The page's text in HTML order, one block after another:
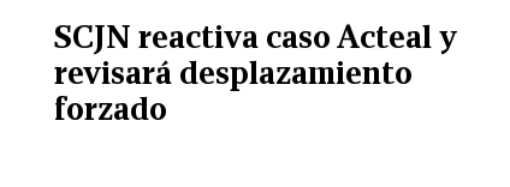
SCJN reactiva caso Acteal y
revisará desplazamiento
forzado